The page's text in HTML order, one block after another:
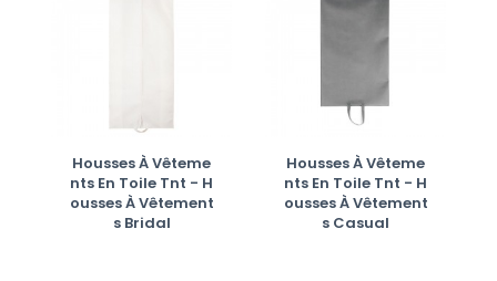
Housses À Vêteme
Nts En Toile Tnt - H
Ousses À Vêtement
S Bridal
Housses À Vêteme
Nts En Toile Tnt - H
Ousses À Vêtement
S Casual